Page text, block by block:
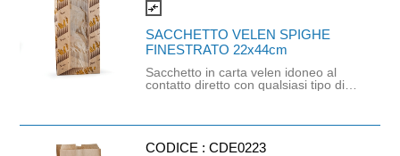
compare_arrows
SACCHETTO VELEN SPIGHE
FINESTRATO 22x44cm
Sacchetto in carta velen idoneo al
contatto diretto con qualsiasi tipo di
Prodotto idoneo al contatto con
1935/2004 e successivi
CODICE :CDE0223